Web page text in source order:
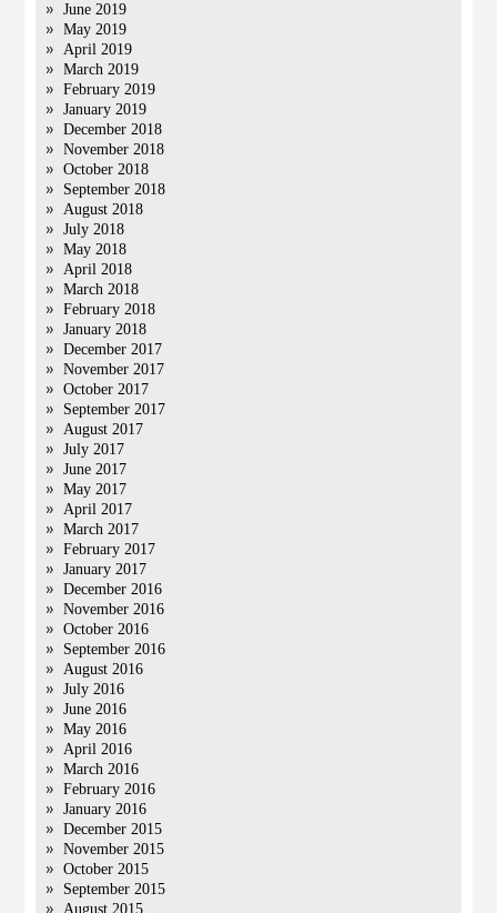
June 2019
May 2019
April 2019
March 2019
February 2019
January 2019
December 2018
November 2018
October 2018
September 2018
August 2018
July 2018
May 2018
April 2018
March 2018
February 2018
January 2018
December 2017
November 2017
October 2017
September 2017
August 2017
July 2017
June 2017
May 2017
April 2017
March 2017
February 2017
January 2017
December 2016
November 2016
October 2016
September 2016
August 2016
July 2016
June 2016
May 2016
April 2016
March 2016
February 2016
January 2016
December 2015
November 2015
October 2015
September 2015
August 2015